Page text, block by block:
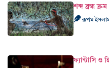
শব্দ ব্রহ্ম
রূপম
ফ্যান্টাসি ও